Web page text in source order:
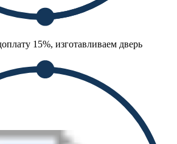
15%, изготавливаем дверь